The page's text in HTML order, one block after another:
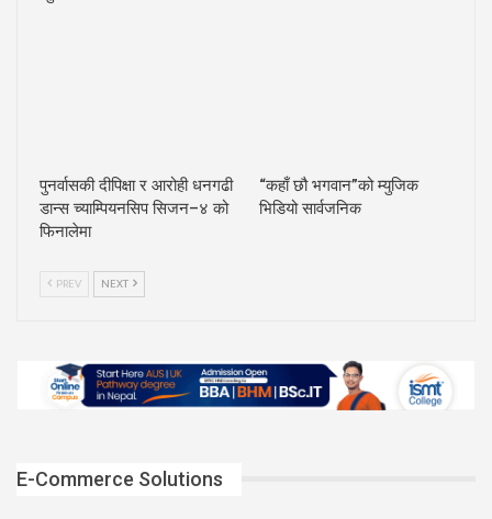
पुनर्वासकी दीपिक्षा र आरोही धनगढी
डान्स च्याम्पियनसिप सिजन–४ को
फिनालेमा
“कहाँ छौ भगवान”को म्युजिक
भिडियो सार्वजनिक
PREV NEXT
E-Commerce Solutions